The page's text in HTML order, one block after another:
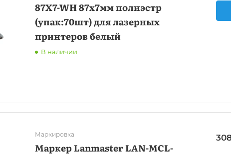
87X7-WH 87x7мм полиэстр
(упак:70шт) для лазерных
принтеров белый
В наличии
Маркировка
Маркер Lanmaster LAN-MCL-